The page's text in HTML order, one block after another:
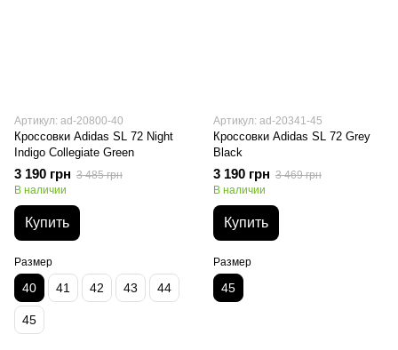
Артикул: ad-20800-40
Кроссовки Adidas SL 72 Night
Indigo Collegiate Green
3 190 грн 3 485 грн
В наличии
Купить
Размер
40 41 42 43 44
45
Артикул: ad-20341-45
Кроссовки Adidas SL 72 Grey
Black
3 190 грн 3 469 грн
В наличии
Купить
Размер
45